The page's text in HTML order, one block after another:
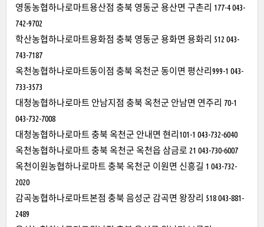
영동농협하나로마트용산점 충북 영동군 용산면 구촌리 177-4 043-
742-9702
학산농협하나로마트용화점 충북 영동군 용화면 용화리 512 043-
743-7187
옥천농협하나로마트동이점 충북 옥천군 동이면 평산리999-1 043-
733-3573
대청농협하나로마트 안남지점 충북 옥천군 안남면 연주리 70-1
043-732-7008
대청농협하나로마트 충북 옥천군 안내면 현리101-1 043-732-6040
옥천농협하나로마트 충북 옥천군 옥천읍 삼금로 21 043-730-6007
옥천이원농협하나로마트 충북 옥천군 이원면 신흥길 1 043-732-
2020
감곡농협하나로마트본점 충북 음성군 감곡면 왕장리 518 043-881-
2489